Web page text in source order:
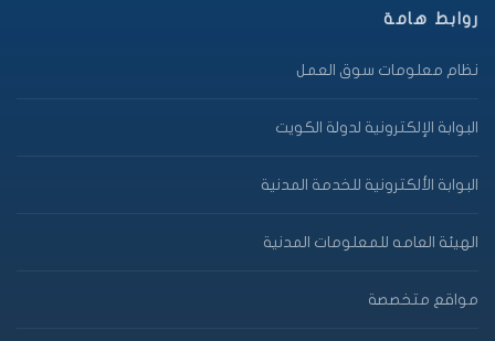
روابط هامة
نظام معلومات سوق العمل
البوابة الإلكترونية لدولة الكويت
البوابة الألكترونية للخدمة المدنية
الهيئة العامه للمعلومات المدنية
مواقع متخصصة